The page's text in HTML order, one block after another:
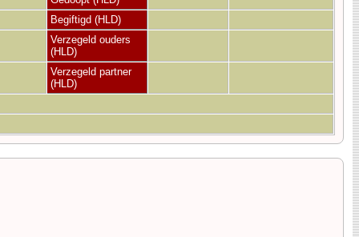
Begiftigd (HLD)
Verzegeld ouders
(HLD)
Verzegeld partner
(HLD)